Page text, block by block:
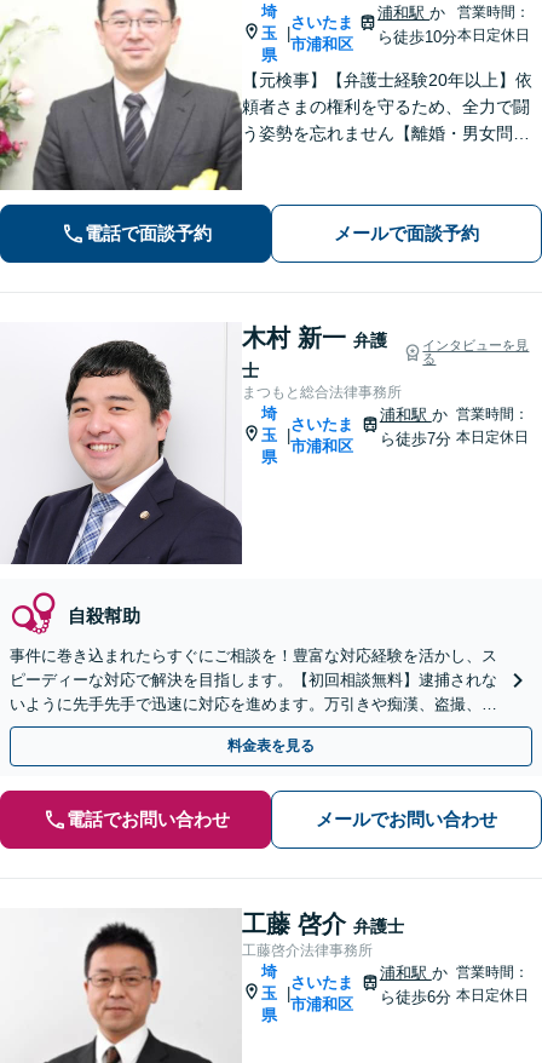
埼
玉
県
|
さいたま
市浦和区
浦和駅か
ら徒歩10分
営業時間：
本日定休日
【元検事】【弁護士経験20年以上】依
頼者さまの権利を守るため、全力で闘
う姿勢を忘れません【離婚・男女問
分・遺留分にも積極的に対応【夜間／
休日の相談可能】
電話で面談予約 メールで面談予約
木村 新一 弁護
士
インタビューを見
る
まつもと総合法律事務所
埼
玉
県
|
さいたま
市浦和区
浦和駅 か
ら徒歩7分
営業時間：
本日定休日
自殺幇助
事件に巻き込まれたらすぐにご相談を！豊富な対応経験を活かし、ス
ピーディーな対応で解決を目指します。【初回相談無料】逮捕されな
いように先手先手で迅速に対応を進めます。万引きや痴漢、盗撮、覚
醒剤など幅広い事案に対応します。
料金表を見る
電話でお問い合わせ メールでお問い合わせ
工藤 啓介 弁護士
工藤啓介法律事務所
埼
玉
県
|
さいたま
市浦和区
浦和駅 か
ら徒歩6分
営業時間：
本日定休日